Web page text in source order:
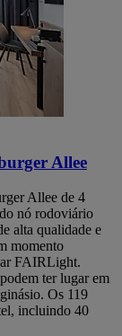
Allee
Allee de 4
nó rodoviário
alta qualidade e
momento
FAIRLight.
ter lugar em
Os 119
incluindo 40